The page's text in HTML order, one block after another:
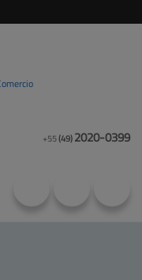
+55(49) 2020-0399